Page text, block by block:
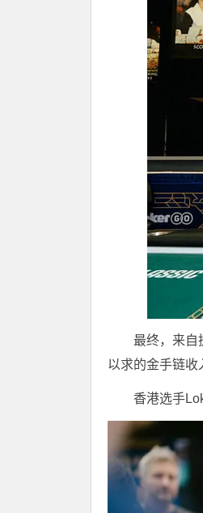
最终，来自
以求的金手链收
香港选手